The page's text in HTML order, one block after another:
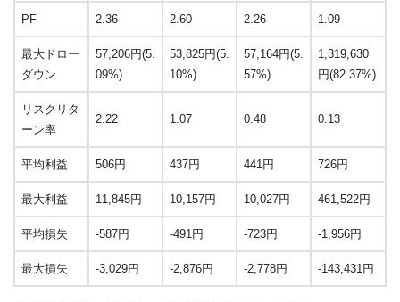
PF 2.36 2.60 2.26 1.09
最大ドロー
ダウン
57,206円(5.
09%)
53,825円(5.
10%)
57,164円(5.
57%)
1,319,630
円(82.37%)
リスクリタ
ーン率
2.22 1.07 0.48 0.13
平均利益 506円 437円 441円 726円
最大利益 11,845円 10,157円 10,027円 461,522円
平均損失 -587円 -491円 -723円 -1,956円
最大損失 -3,029円 -2,876円 -2,778円 -143,431円